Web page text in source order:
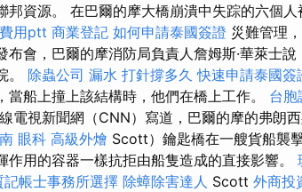
邦資源。 在巴爾的摩大橋崩潰中失踪的六個
用ptt 商業登記 如何申請泰國簽證 災難管理
布會，巴爾的摩消防局負責人詹姆斯·華萊士
。 除蟲公司 漏水 打針撐多久 快速申請泰國簽
當船上撞上該結構時，他們在橋上工作。 台胞
電視新聞網（CNN）寫道，巴爾的摩的弗朗
眼科 高級外燴 Scott）鑰匙橋在一艘貨船襲
作用的容器一樣抗拒由船隻造成的直接影響。
記帳士事務所選擇 除蟑除害達人 Scott 外商投